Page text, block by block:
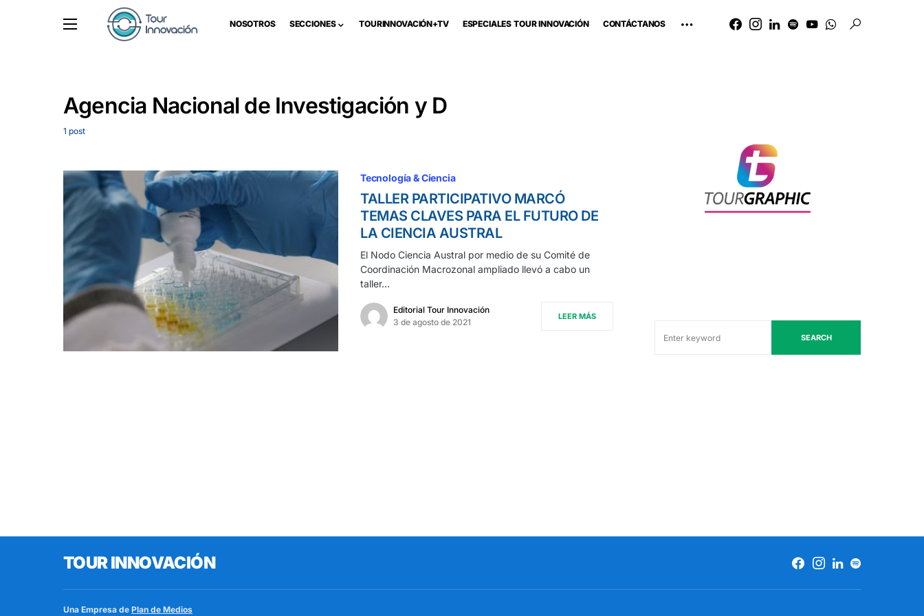
NOSOTROS SECCIONES TOURINNOVACIÓN+TV ESPECIALES TOUR INNOVACIÓN CONTÁCTANOS
Agencia Nacional de Investigación y D
1 post
Tecnología & Ciencia
TALLER PARTICIPATIVO MARCÓ
TEMAS CLAVES PARA EL FUTURO DE
LA CIENCIA AUSTRAL
El Nodo Ciencia Austral por medio de su Comité de
Coordinación Macrozonal ampliado llevó a cabo un
taller…
Editorial Tour Innovación
3 de agosto de 2021
LEER MÁS
SEARCH
TOUR INNOVACIÓN
Una Empresa de Plan de Medios